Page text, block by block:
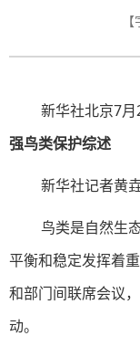
新华社北京7
强鸟类保护综述
新华社记者黄
鸟类是自然生
平衡和稳定发挥着
和部门间联席会议
动。